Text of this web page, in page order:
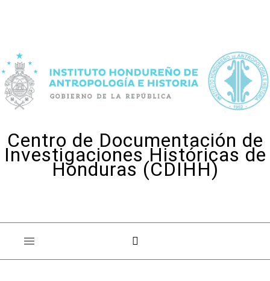
Centro de Documentación de
Investigaciones Históricas de
Honduras (CDIHH)